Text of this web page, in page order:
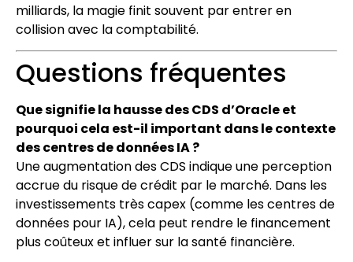
milliards, la magie finit souvent par entrer en
collision avec la comptabilité.
Questions fréquentes
Que signifie la hausse des CDS d’Oracle et
pourquoi cela est-il important dans le contexte
des centres de données IA ?
Une augmentation des CDS indique une perception
accrue du risque de crédit par le marché. Dans les
investissements très capex (comme les centres de
données pour IA), cela peut rendre le financement
plus coûteux et influer sur la santé financière.